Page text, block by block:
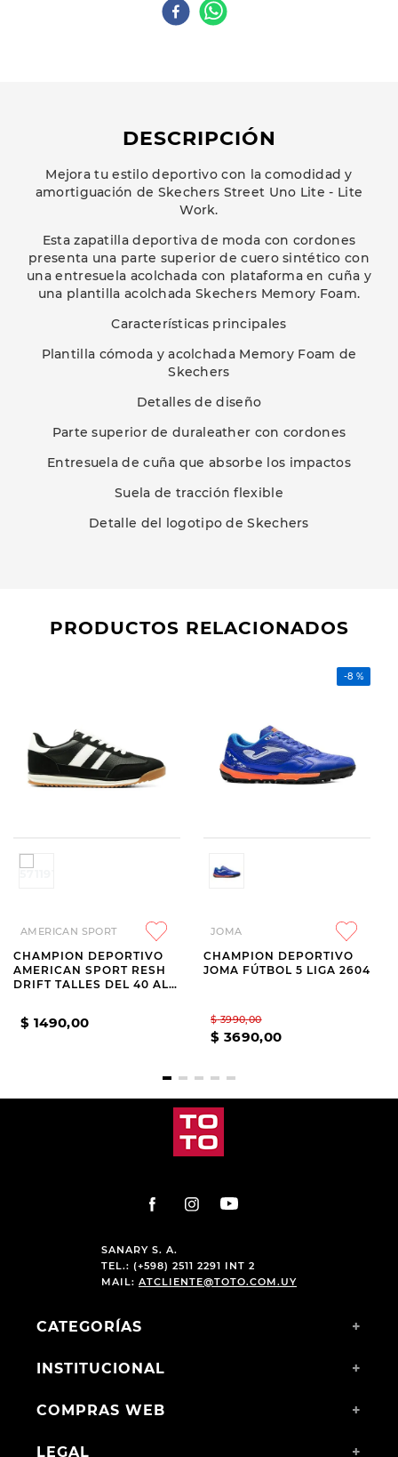
DESCRIPCIÓN
Mejora tu estilo deportivo con la comodidad y
amortiguación de Skechers Street Uno Lite - Lite
Work.
Esta zapatilla deportiva de moda con cordones
presenta una parte superior de cuero sintético con
una entresuela acolchada con plataforma en cuña y
una plantilla acolchada Skechers Memory Foam.
Características principales
Plantilla cómoda y acolchada Memory Foam de
Skechers
Detalles de diseño
Parte superior de duraleather con cordones
Entresuela de cuña que absorbe los impactos
Suela de tracción flexible
Detalle del logotipo de Skechers
PRODUCTOS RELACIONADOS
AMERICAN SPORT
CHAMPION DEPORTIVO
AMERICAN SPORT RESH
DRIFT TALLES DEL 40 AL
$ 1490,00
-8 %
JOMA
CHAMPION DEPORTIVO
JOMA FÚTBOL 5 LIGA 2604
$ 3990,00
$ 3690,00
SANARY S. A.
TEL.: (+598) 2511 2291 INT 2
MAIL: ATCLIENTE@TOTO.COM.UY
CATEGORÍAS +
INSTITUCIONAL +
COMPRAS WEB +
LEGAL +